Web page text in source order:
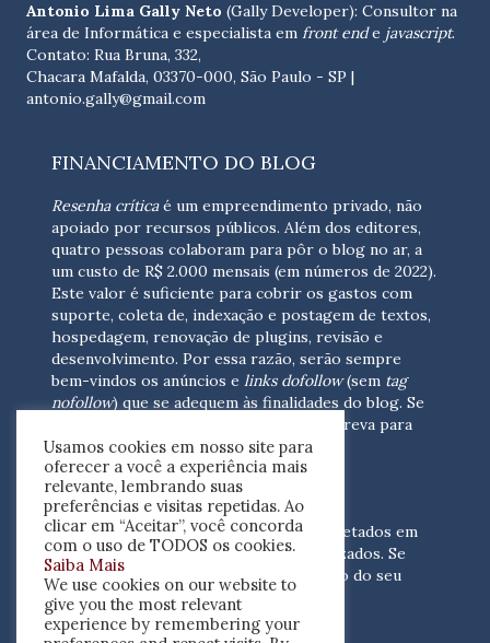
Antonio Lima Gally Neto (Gally Developer): Consultor na
área de Informática e especialista em front ende javascript.
Contato: Rua Bruna, 332,
Chacara Mafalda, 03370-000, São Paulo - SP |
antonio.gally@gmail.com
FINANCIAMENTO DO BLOG
Resenha críticaé um empreendimento privado, não
apoiado por recursos públicos. Além dos editores,
quatro pessoas colaboram para pôr o blog no ar, a
um custo de R$ 2.000 mensais (em números de 2022).
Este valor é suficiente para cobrir os gastos com
suporte, coleta de, indexação e postagem de textos,
hospedagem, renovação de plugins, revisão e
desenvolvimento. Por essa razão, serão sempre
bem-vindos os anúncios e links dofollow(sem tag
nofollow) que se adequem às finalidades do blog. Se
escreva para
nós(contato@resenhacritica.com.br)
FONTES E ACERVO
As resenhas, dossiês e sumários são coletados em
periódicos acadêmicos e sites especializados. Se
você tem interesse em divulgar o acervo do seu
periódico, escreva para nós
(contato@resenhacritica.com.br)
Usamos cookies em nosso site para
oferecer a você a experiência mais
relevante, lembrando suas
preferências e visitas repetidas. Ao
clicar em “Aceitar”, você concorda
com o uso de TODOS os cookies.
Saiba Mais
We use cookies on our website to
give you the most relevant
experience by remembering your